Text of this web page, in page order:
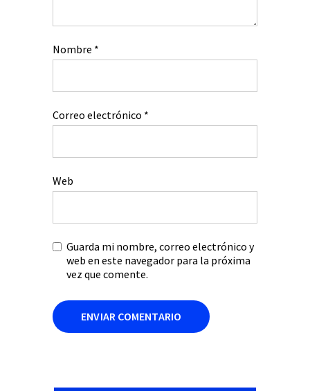
Nombre *
Correo electrónico *
Web
Guarda mi nombre, correo electrónico y
web en este navegador para la próxima
vez que comente.